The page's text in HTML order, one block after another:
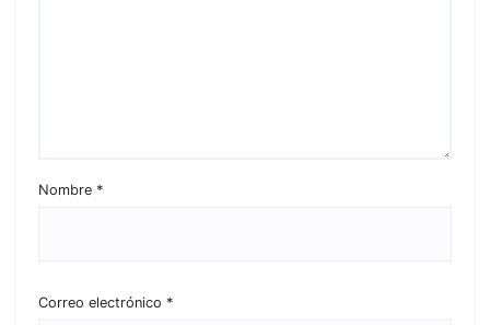
Nombre *
Correo electrónico *